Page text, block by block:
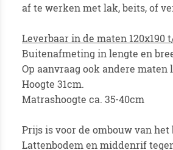
af te werken met lak, beits, of
Leverbaar in de maten 120x190
Buitenafmeting in lengte en
Op aanvraag ook andere maten
Hoogte 31cm.
Matrashoogte ca. 35-40cm
Prijs is voor de ombouw van het
Lattenbodem en middenrif